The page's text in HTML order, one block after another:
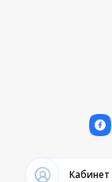
1
Кабинет